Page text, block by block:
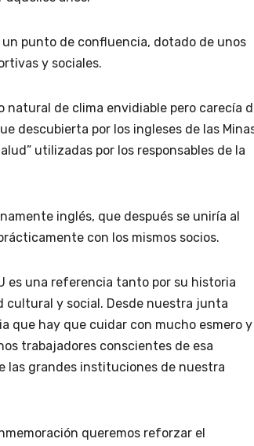
punto de confluencia, dotado de unos
y sociales.
natural de clima envidiable pero carecía
descubierta por los ingleses de las
utilizadas por los responsables de la
inglés, que después se uniría al
con los mismos socios.
es una referencia tanto por su historia
cultural y social. Desde nuestra junta
que hay que cuidar con mucho esmero y
trabajadores conscientes de esa
las grandes instituciones de nuestra
queremos reforzar el